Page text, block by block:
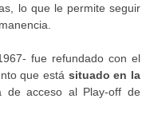
lo que le permite seguir
fue refundado con el
que está situado en la
de acceso al Play-off de